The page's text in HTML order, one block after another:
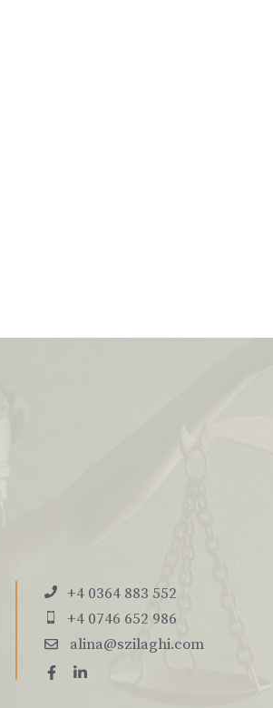
+4 0364 883 552
+4 0746 652 986
alina@szilaghi.com